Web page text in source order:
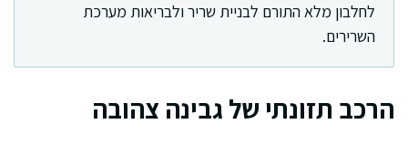
לחלבון מלא התורם לבניית שריר ולבריאות מערכת
השרירים.
הרכב תזונתי של גבינה צהובה